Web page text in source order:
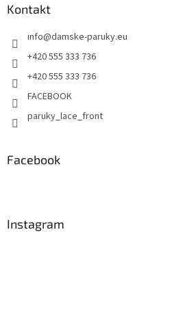
Kontakt
info@damske-paruky.eu
+420 555 333 736
+420 555 333 736
FACEBOOK
paruky_lace_front
Facebook
Instagram